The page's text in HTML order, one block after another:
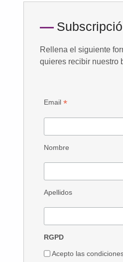
Rellena el siguiente
quieres recibir nuestro
Email*
Nombre
Apellidos
RGPD
Acepto las